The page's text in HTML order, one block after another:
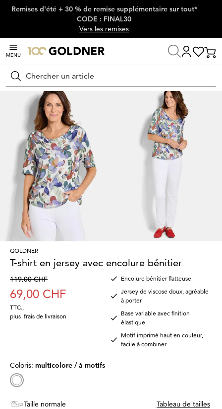
Passer la navigation, aller directement au contenu
Remises d'été + 30 % de remise supplémentaire sur tout*
CODE : FINAL30
Vers les remises
MENU
Rechercher
Maison Mode femme T-shirts
GOLDNER
T-shirt en jersey avec encolure bénitier
119,00 CHF
69,00 CHF
TTC.
plus frais de livraison
Encolure bénitier flatteuse
Jersey de viscose doux, agréable
à porter
Base variable avec finition
élastique
Motif imprimé haut en couleur,
facile à combiner
Coloris: multicolore / à motifs
Taille normale Tableau de tailles